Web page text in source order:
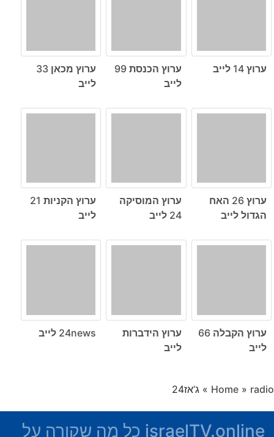
ערוץ 14 לייב
ערוץ הכנסת 99
לייב
ערוץ מכאן 33
לייב
ערוץ 26 האח
הגדול לייב
ערוץ המוסיקה
24 לייב
ערוץ הקניות 21
לייב
ערוץ הקבלה 66
לייב
ערוץ הידברות
לייב
24news לייב
Home » radio
» ג’אז24
israelTV.online כל מה שקורה על